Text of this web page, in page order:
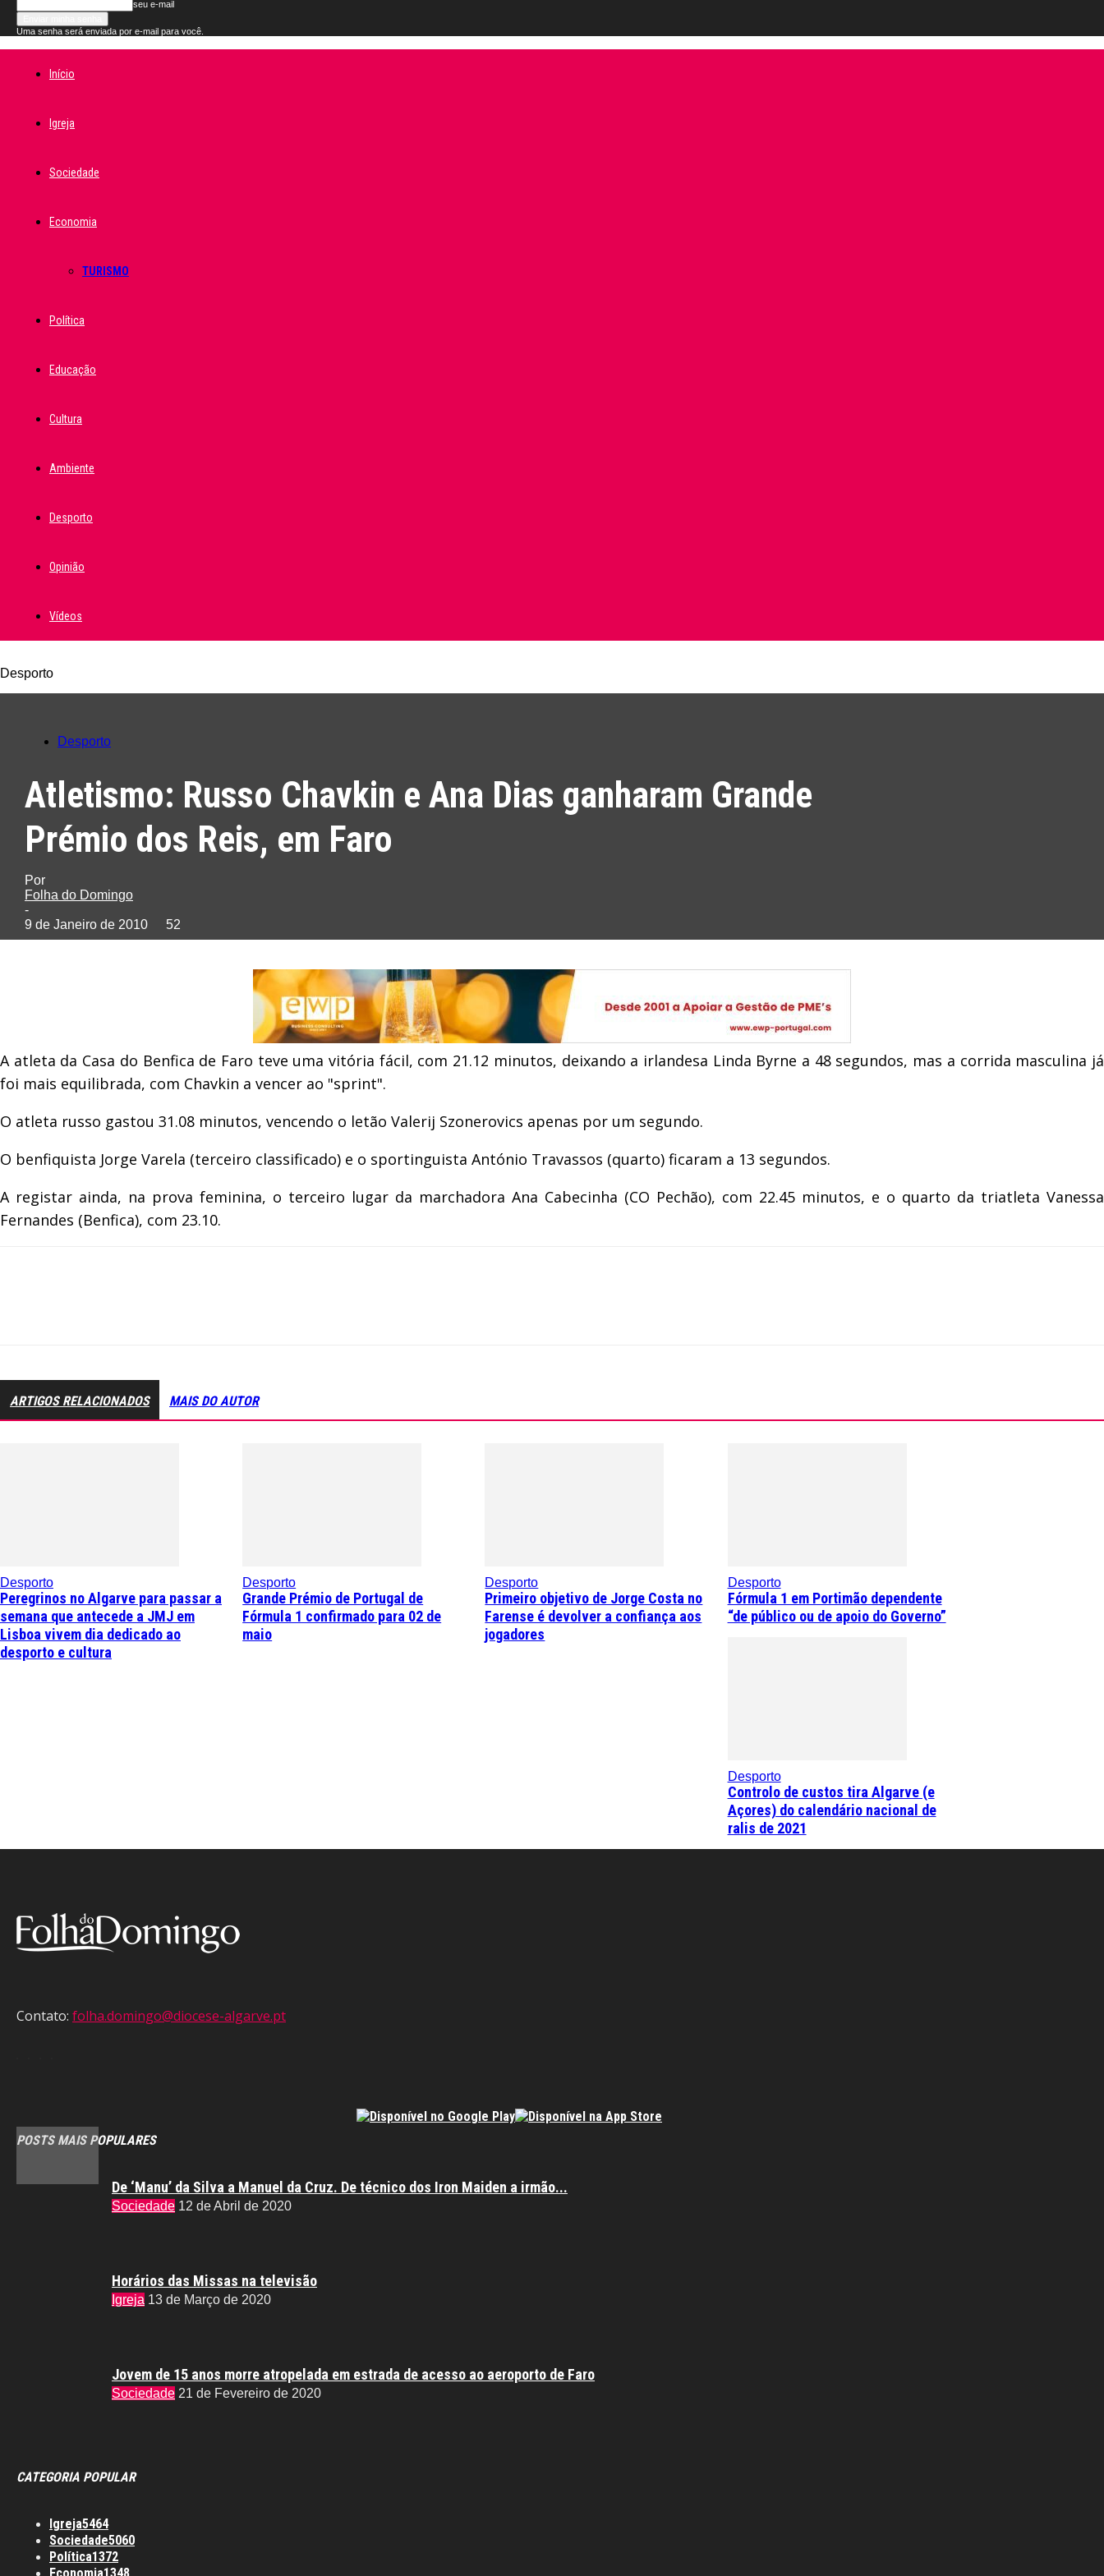
seu e-mail
Uma senha será enviada por e-mail para você.
Início
Igreja
Sociedade
Economia
TURISMO
Política
Educação
Cultura
Ambiente
Desporto
Opinião
Vídeos
Desporto
Desporto
Atletismo: Russo Chavkin e Ana Dias ganharam Grande
Prémio dos Reis, em Faro
Por
Folha do Domingo
-
9 de Janeiro de 2010
52
A atleta da Casa do Benfica de Faro teve uma vitória fácil, com 21.12 minutos, deixando a irlandesa Linda Byrne a 48 segundos, mas a corrida masculina já
foi mais equilibrada, com Chavkin a vencer ao "sprint".
O atleta russo gastou 31.08 minutos, vencendo o letão Valerij Szonerovics apenas por um segundo.
O benfiquista Jorge Varela (terceiro classificado) e o sportinguista António Travassos (quarto) ficaram a 13 segundos.
A registar ainda, na prova feminina, o terceiro lugar da marchadora Ana Cabecinha (CO Pechão), com 22.45 minutos, e o quarto da triatleta Vanessa
Fernandes (Benfica), com 23.10.
ARTIGOS RELACIONADOS MAIS DO AUTOR
Desporto
Peregrinos no Algarve para passar a
semana que antecede a JMJ em
Lisboa vivem dia dedicado ao
desporto e cultura
Desporto
Grande Prémio de Portugal de
Fórmula 1 confirmado para 02 de
maio
Desporto
Primeiro objetivo de Jorge Costa no
Farense é devolver a confiança aos
jogadores
Desporto
Fórmula 1 em Portimão dependente
“de público ou de apoio do Governo”
Desporto
Controlo de custos tira Algarve (e
Açores) do calendário nacional de
ralis de 2021
Contato: folha.domingo@diocese-algarve.pt
POSTS MAIS POPULARES
De ‘Manu’ da Silva a Manuel da Cruz. De técnico dos Iron Maiden a irmão...
Sociedade 12 de Abril de 2020
Horários das Missas na televisão
Igreja 13 de Março de 2020
Jovem de 15 anos morre atropelada em estrada de acesso ao aeroporto de Faro
Sociedade 21 de Fevereiro de 2020
CATEGORIA POPULAR
Igreja5464
Sociedade5060
Política1372